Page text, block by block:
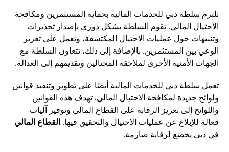
تلتزم سلطة دبي للخدمات المالية بحماية المستثمرين ومكافحة
الاحتيال المالي. تقوم السلطة بشكل دوري بإصدار تحذيرات
وتنبيهات حول عمليات الاحتيال المكتشفة، وتعمل على تعزيز
الوعي بين المستثمرين. بالإضافة إلى ذلك، تتعاون السلطة مع
الجهات الأمنية الأخرى لملاحقة المحتالين وتقديمهم إلى العدالة.
تعمل سلطة دبي للخدمات المالية أيضًا على تطوير وتنفيذ قوانين
ولوائح جديدة لمكافحة الاحتيال المالي. تهدف هذه القوانين
واللوائح إلى تعزيز الرقابة على القطاع المالي وتوفير آليات
فعالة للإبلاغ عن عمليات الاحتيال والتحقيق فيها. القطاع المالي
في دبي يخضع لرقابة صارمة.